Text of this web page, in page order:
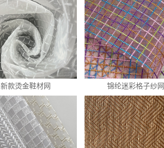
新款烫金鞋材网 锦纶迷彩格子纱网